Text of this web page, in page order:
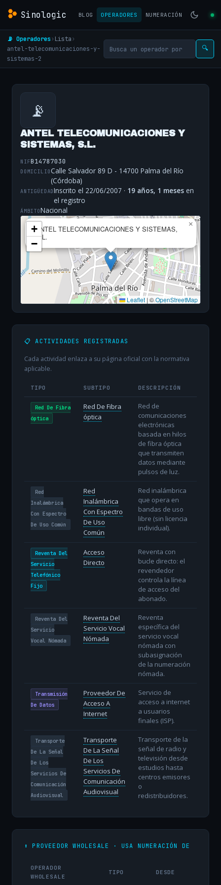
Sinologic BLOG OPERADORES NUMERACIÓN
📡 Operadores› Lista›
antel-telecomunicaciones-y-
sistemas-2
🔍
📡
ANTEL TELECOMUNICACIONES Y
SISTEMAS, S.L.
NIFB14787030
DOMICILIOCalle Salvador 89 D - 14700 Palma del Río
(Córdoba)
ANTIGÜEDADInscrito el 22/06/2007 · 19 años, 1 meses en
el registro
ÁMBITONacional
ANTEL TELECOMUNICACIONES Y SISTEMAS,
S.L.
×
+
−
Leaflet |©OpenStreetMap
📋 ACTIVIDADES REGISTRADAS
Cada actividad enlaza a su página oficial con la normativa
aplicable.
TIPO SUBTIPO DESCRIPCIÓN
Red De Fibra
óptica
Red De Fibra
óptica
Red de
comunicaciones
electrónicas
basada en hilos
de fibra óptica
que transmiten
datos mediante
pulsos de luz.
Red
Inalámbrica
Con Espectro
De Uso Común
Red
Inalámbrica
Con Espectro
De Uso
Común
Red inalámbrica
que opera en
bandas de uso
libre (sin licencia
individual).
Reventa Del
Servicio
Telefónico
Fijo
Acceso
Directo
Reventa con
bucle directo: el
revendedor
controla la línea
de acceso del
abonado.
Reventa Del
Servicio
Vocal Nómada
Reventa Del
Servicio Vocal
Nómada
Reventa
específica del
servicio vocal
nómada con
subasignación
de la numeración
nómada.
Transmisión
De Datos
Proveedor De
Acceso A
Internet
Servicio de
acceso a internet
a usuarios
finales (ISP).
Transporte
De La Señal
De Los
Servicios De
Comunicación
Audiovisual
Transporte
De La Señal
De Los
Servicios De
Comunicación
Audiovisual
Transporte de la
señal de radio y
televisión desde
estudios hasta
centros emisores
o
redistribuidores.
⬆️ PROVEEDOR WHOLESALE · USA NUMERACIÓN DE
OPERADOR
WHOLESALE
TIPO DESDE